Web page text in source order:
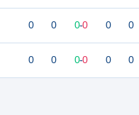
0 0 0-0 0 0
0 0 0-0 0 0